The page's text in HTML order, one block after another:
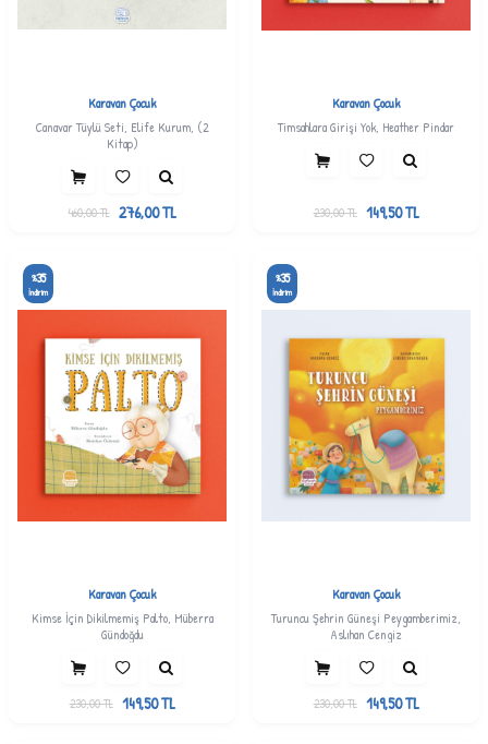
Karavan Çocuk
Canavar Tüylü Seti, Elife Kurum, (2
Kitap)
460,00TL 276,00TL
Karavan Çocuk
Timsahlara Girişi Yok, Heather Pindar
230,00TL 149,50TL
%35
İndirim
Karavan Çocuk
Kimse İçin Dikilmemiş Palto, Müberra
Gündoğdu
230,00TL 149,50TL
%35
İndirim
Karavan Çocuk
Turuncu Şehrin Güneşi Peygamberimiz,
Aslıhan Cengiz
230,00TL 149,50TL